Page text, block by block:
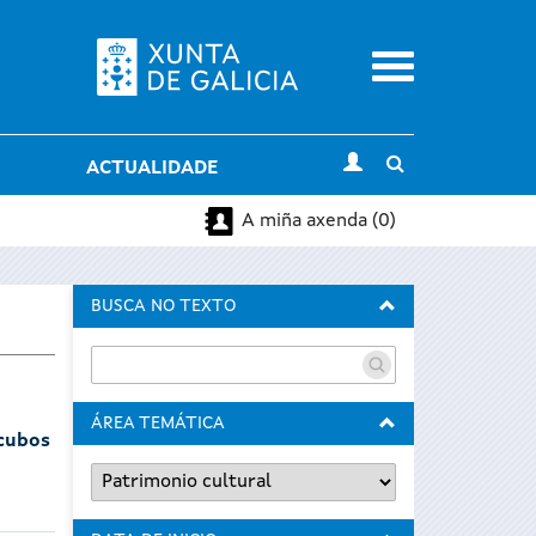
Menu
ACTUALIDADE
search
A miña axenda (0)
BUSCA NO TEXTO
ÁREA TEMÁTICA